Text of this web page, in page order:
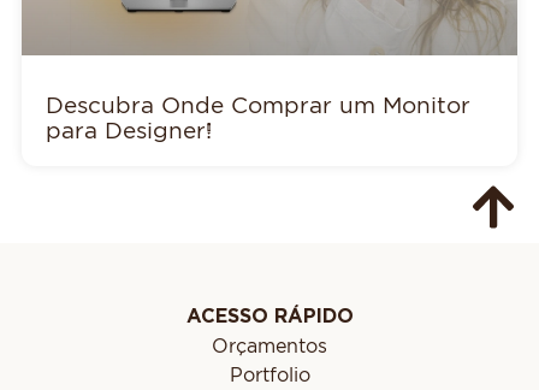
Descubra Onde Comprar um Monitor
para Designer!
ACESSO RÁPIDO
Orçamentos
Portfolio